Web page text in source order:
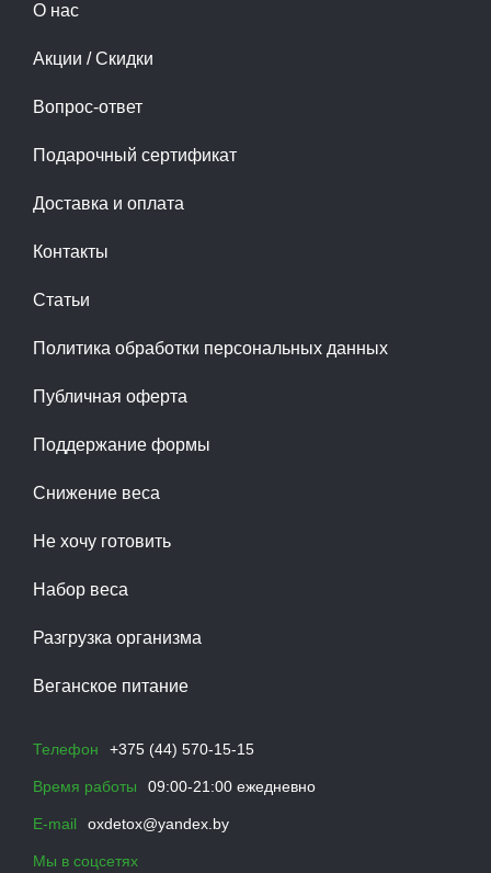
Телефон +375 (44) 570-15-15
Время работы 09:00-21:00 ежедневно
E-mail oxdetox@yandex.by
Мы в соцсетях
О нас
Акции / Скидки
Вопрос-ответ
Подарочный сертификат
Доставка и оплата
Контакты
Статьи
Политика обработки персональных данных
Публичная оферта
Поддержание формы
Снижение веса
Не хочу готовить
Набор веса
Разгрузка организма
Веганское питание